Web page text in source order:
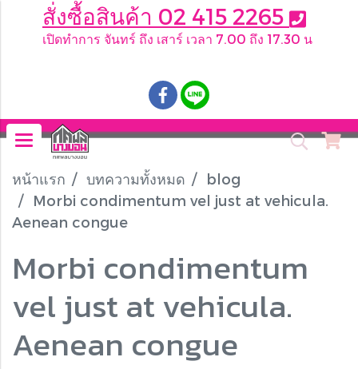
สั่งซื้อสินค้า 02 415 2265
เปิดทำการ จันทร์ ถึง เสาร์ เวลา 7.00 ถึง 17.30 น
หน้าแรก บทความทั้งหมด
blog
Morbi condimentum vel just at vehicula.
Aenean congue
Morbi condimentum
vel just at vehicula.
Aenean congue